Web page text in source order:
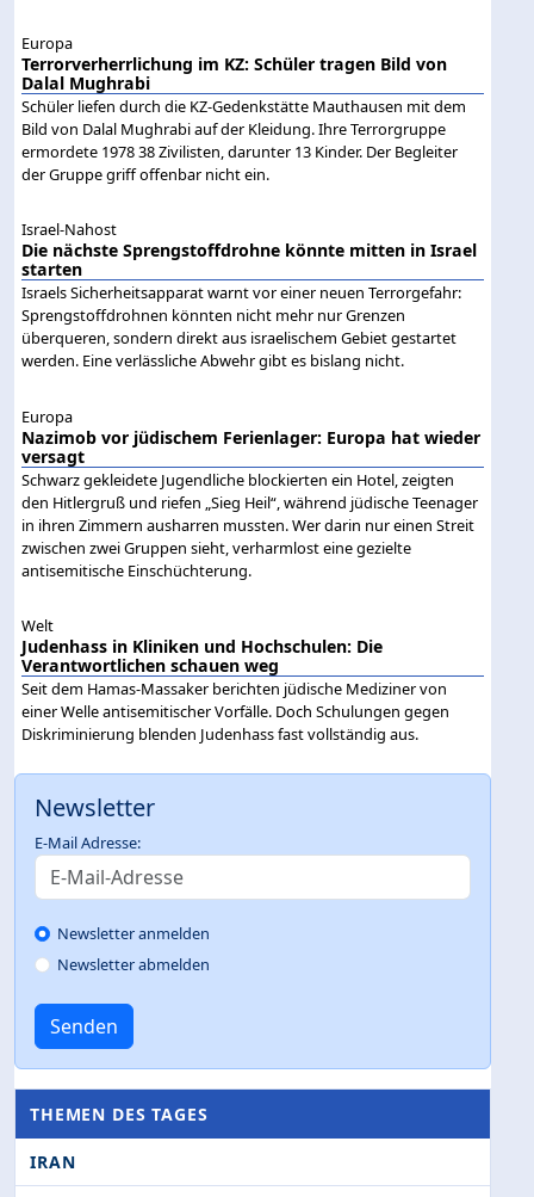
Europa
Terrorverherrlichung im KZ: Schüler tragen Bild von
Dalal Mughrabi
Schüler liefen durch die KZ-Gedenkstätte Mauthausen mit dem
Bild von Dalal Mughrabi auf der Kleidung. Ihre Terrorgruppe
ermordete 1978 38 Zivilisten, darunter 13 Kinder. Der Begleiter
der Gruppe griff offenbar nicht ein.
Israel-Nahost
Die nächste Sprengstoffdrohne könnte mitten in Israel
starten
Israels Sicherheitsapparat warnt vor einer neuen Terrorgefahr:
Sprengstoffdrohnen könnten nicht mehr nur Grenzen
überqueren, sondern direkt aus israelischem Gebiet gestartet
werden. Eine verlässliche Abwehr gibt es bislang nicht.
Europa
Nazimob vor jüdischem Ferienlager: Europa hat wieder
versagt
Schwarz gekleidete Jugendliche blockierten ein Hotel, zeigten
den Hitlergruß und riefen „Sieg Heil“, während jüdische Teenager
in ihren Zimmern ausharren mussten. Wer darin nur einen Streit
zwischen zwei Gruppen sieht, verharmlost eine gezielte
antisemitische Einschüchterung.
Welt
Judenhass in Kliniken und Hochschulen: Die
Verantwortlichen schauen weg
Seit dem Hamas-Massaker berichten jüdische Mediziner von
einer Welle antisemitischer Vorfälle. Doch Schulungen gegen
Diskriminierung blenden Judenhass fast vollständig aus.
Newsletter
E-Mail Adresse:
Newsletter anmelden
Newsletter abmelden
Senden
THEMEN DES TAGES
IRAN